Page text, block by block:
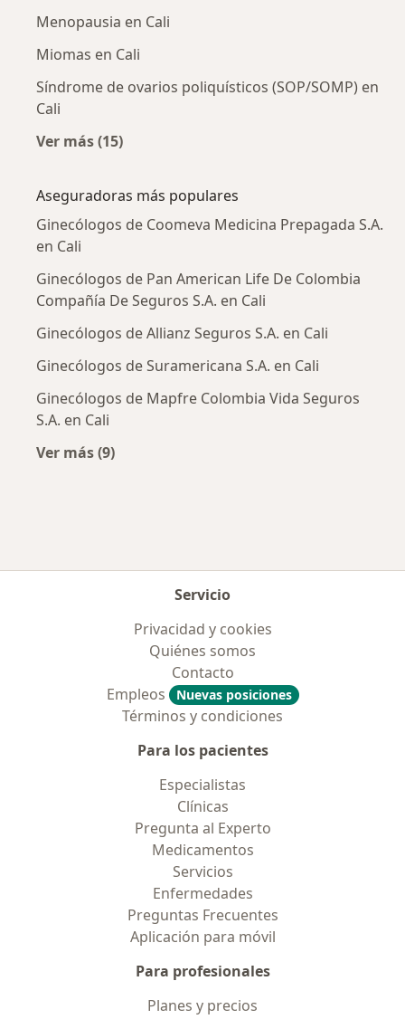
Menopausia en Cali
Miomas en Cali
Síndrome de ovarios poliquísticos (SOP/SOMP) en
Cali
Ver más (15)
Aseguradoras más populares
Ginecólogos de Coomeva Medicina Prepagada S.A.
en Cali
Ginecólogos de Pan American Life De Colombia
Compañía De Seguros S.A. en Cali
Ginecólogos de Allianz Seguros S.A. en Cali
Ginecólogos de Suramericana S.A. en Cali
Ginecólogos de Mapfre Colombia Vida Seguros
S.A. en Cali
Ver más (9)
Servicio
Privacidad y cookies
Quiénes somos
Contacto
Empleos
Nuevas posiciones
Términos y condiciones
Para los pacientes
Especialistas
Clínicas
Pregunta al Experto
Medicamentos
Servicios
Enfermedades
Preguntas Frecuentes
Aplicación para móvil
Para profesionales
Planes y precios